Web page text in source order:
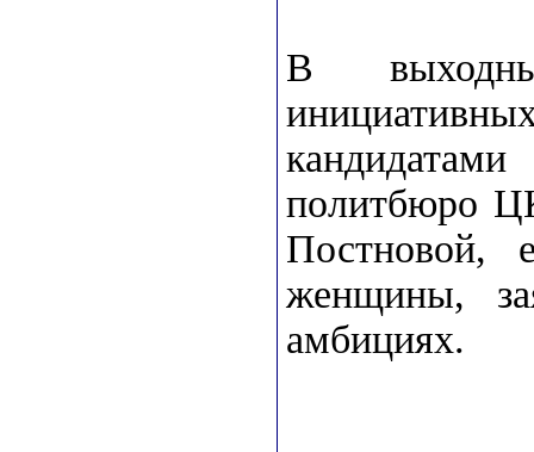
В
политбюро
Постновой,
женщины,
амбициях.